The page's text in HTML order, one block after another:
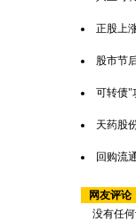
正股上
股市节
可转债"
天药股
回购流
网友评论
没有任何